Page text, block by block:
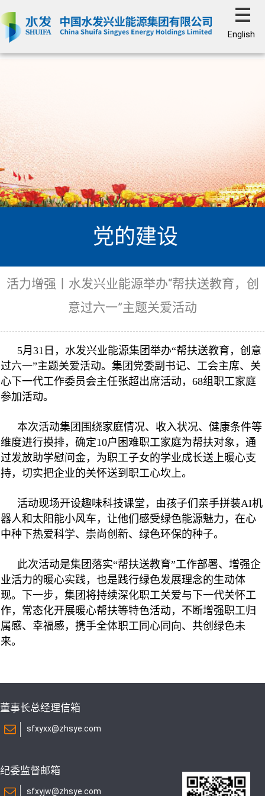
English
党的建设
活力增强丨水发兴业能源举办“帮扶送教育，创
意过六一”主题关爱活动
5月31日，水发兴业能源集团举办“帮扶送教育，创意
过六一”主题关爱活动。集团党委副书记、工会主席、关
心下一代工作委员会主任张超出席活动，68组职工家庭
参加活动。
本次活动集团围绕家庭情况、收入状况、健康条件等
维度进行摸排，确定10户困难职工家庭为帮扶对象，通
过发放助学慰问金，为职工子女的学业成长送上暖心支
持，切实把企业的关怀送到职工心坎上。
活动现场开设趣味科技课堂，由孩子们亲手拼装AI机
器人和太阳能小风车，让他们感受绿色能源魅力，在心
中种下热爱科学、崇尚创新、绿色环保的种子。
此次活动是集团落实“帮扶送教育”工作部署、增强企
业活力的暖心实践，也是践行绿色发展理念的生动体
现。下一步，集团将持续深化职工关爱与下一代关怀工
作，常态化开展暖心帮扶等特色活动，不断增强职工归
属感、幸福感，携手全体职工同心同向、共创绿色未
来。
董事长总经理信箱
sfxyxx@zhsye.com
纪委监督邮箱
sfxyjw@zhsye.com